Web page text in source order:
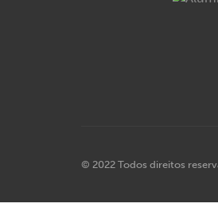
© 2022 Todos direitos